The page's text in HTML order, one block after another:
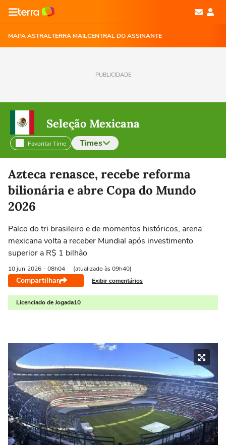
MAPA ASTRALTERRA MAILCENTRAL DO ASSINANTE
PUBLICIDADE
Seleção Mexicana
Favoritar Time Times
Selecione o time para ver as notícias
Azteca renasce, recebe reforma
bilionária e abre Copa do Mundo
2026
Palco do tri brasileiro e de momentos históricos, arena
mexicana volta a receber Mundial após investimento
superior a R$ 1 bilhão
10 jun 2026 - 08h04 (atualizado às 09h40)
Compartilhar Exibir comentários
Licenciado de Jogada10